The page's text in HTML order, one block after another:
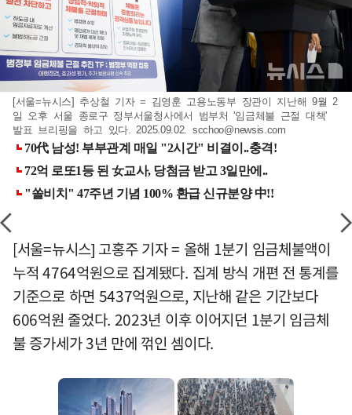
[서울=뉴시스] 추상철 기자 = 김영훈 고용노동부 장관이 지난해 9월 2
일 오후 서울 종로구 정부서울청사에서 범부처 '임금체불 근절 대책'
발표 브리핑을 하고 있다. 2025.09.02. scchoo@newsis.com
[서울=뉴시스] 고홍주 기자 = 올해 1분기 임금체불액이
누적 4764억원으로 집계됐다. 집계 방식 개편 전 통계를
기준으로 하면 5437억원으로, 지난해 같은 기간보다
606억원 줄었다. 2023년 이후 이어지던 1분기 임금체
불 증가세가 3년 만에 꺾인 셈이다.